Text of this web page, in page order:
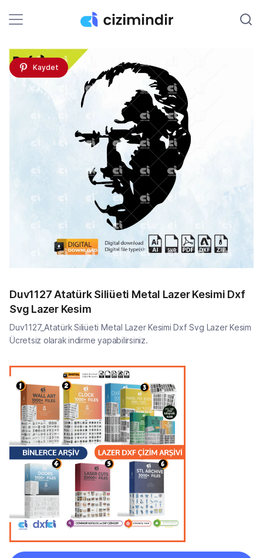
Kaydet
Duv1127 Atatürk Siliüeti Metal Lazer Kesimi Dxf
Svg Lazer Kesim
Duv1127_Atatürk Siliüeti Metal Lazer Kesimi Dxf Svg Lazer Kesim
Ücretsiz olarak indirme yapabilirsiniz.